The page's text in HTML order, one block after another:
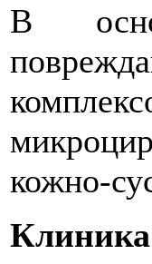
В
кожно-
Клиника